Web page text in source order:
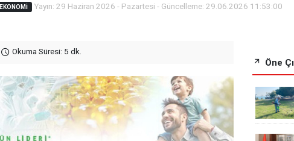
EKONOMI Yayın: 29 Haziran 2026 - Pazartesi - Güncelleme: 29.06.2026 11:53:00
Okuma Süresi: 5 dk.
Öne